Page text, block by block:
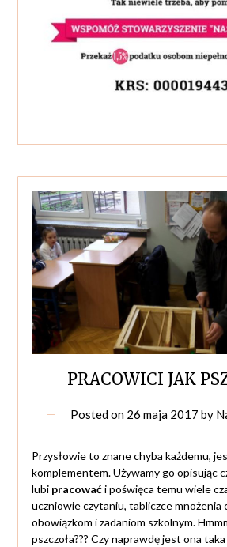
PRACOWICI JAK
Posted on 26 maja 2017 by
Przysłowie to znane chyba każdemu,
komplementem. Używamy go opisując
lubi pracowaći poświęca temu wiele
uczniowie czytaniu, tabliczce mnożenia
obowiązkom i zadaniom szkolnym.
pszczoła??? Czy naprawdę jest ona